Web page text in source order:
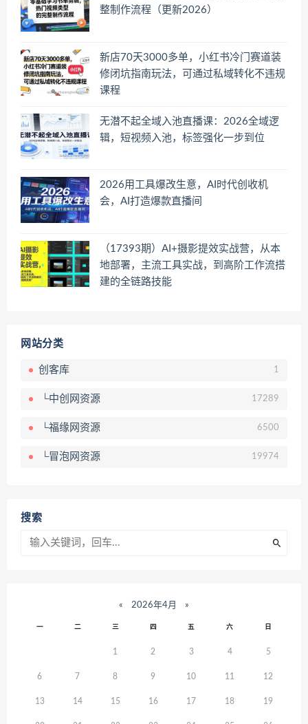
整制作流程（更新2026）
新店70天3000多单，小红书冷门赛道装
修闭坑指南玩法，可通过私域转化不违规
课程
无潜不起全域入池直播课：2026全域逻
辑，短视频入池，标签强化一步到位
2026用工具爆改生意，AI时代创收机
会，AI打造爆款直播间
（17393期）AI+摄影提效实战营，从本
地部署，主流工具实战，到高阶工作流搭
建的全链路技能
网站分类
创客库 1
└中创网资源 17289
└福缘网资源 6500
└冒泡网资源 19974
搜索
« 2026年4月 »
一 二 三 四 五 六 日
1 2 3 4 5
6 7 8 9 10 11 12
13 14 15 16 17 18 19